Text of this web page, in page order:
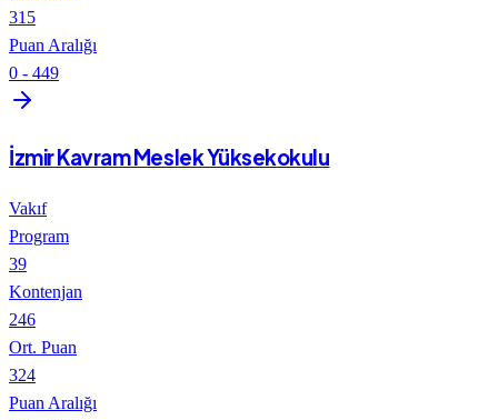
315
Puan Aralığı
0 - 449
İzmir Kavram Meslek Yüksekokulu
Vakıf
Program
39
Kontenjan
246
Ort. Puan
324
Puan Aralığı